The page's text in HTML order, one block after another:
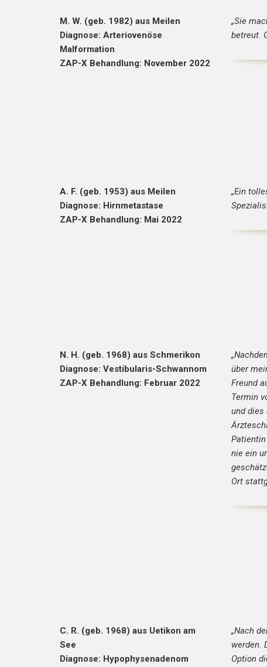
M. W. (geb. 1982) aus Meilen
Diagnose: Arteriovenöse
Malformation
ZAP-X Behandlung: November 2022
„Sie
betreut.
A. F. (geb. 1953) aus Meilen
Diagnose: Hirnmetastase
ZAP-X Behandlung: Mai 2022
„Ein
N. H. (geb. 1968) aus Schmerikon
Diagnose: Vestibularis-Schwannom
ZAP-X Behandlung: Februar 2022
über
Freund
Termin
und dies
nie ein
Ort
C. R. (geb. 1968) aus Uetikon am
See
Diagnose: Hypophysenadenom
„Nach
werden.
Option